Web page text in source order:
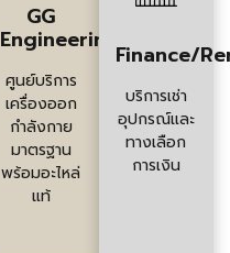
GG
Engineering
ศูนย์บริการ
เครื่องออก
กำลังกาย
มาตรฐาน
พร้อมอะไหล่
แท้
Finance/
บริการเช่า
อุปกรณ์และ
ทางเลือก
การเงิน